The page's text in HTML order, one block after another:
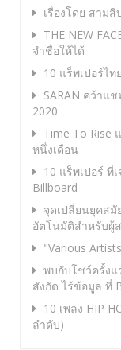
เรื่องโดย สามสิ
THE NEW
จำชื่อให้ได้
10 แร็พเปอร์ไ
SARAN คว้าแ
2020
Time To Rise
หนึ่งเดือน
10 แร็พเปอร์ ที่
Billboard
จุดเปลี่ยนยุคสมั
อัตโนมัติสำหรับผู้
"Various
พบกับโชว์ครั้งแ
สังกัด ไร้ข้อมูล ที่
10 เพลง HIP
ลำดับ)